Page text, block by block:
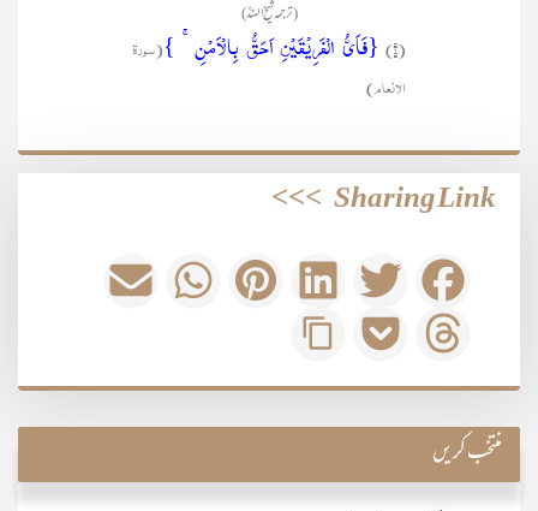
(ترجمہ شیخ الہندؒ)
(۲) {فَاَیُّ الۡفَرِیۡقَیۡنِ اَحَقُّ بِالۡاَمۡنِ ۚ }(سورۃ
الانعام)
Sharing Link
>>>
منتخب کریں